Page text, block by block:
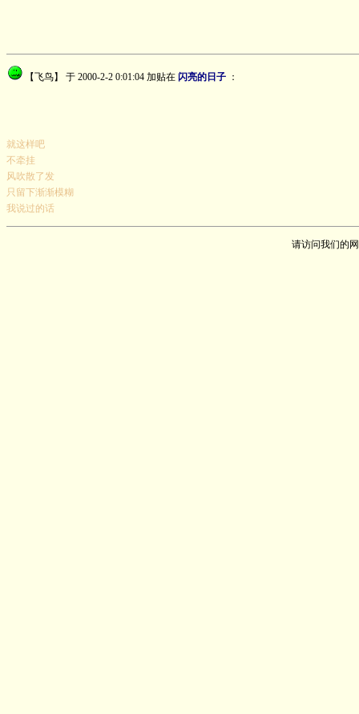
【飞鸟】 于 2000-2-2 0:01:04 加贴在 闪亮的日子 ：
就这样吧
不牵挂
风吹散了发
只留下渐渐模糊
我说过的话
请访问我们的